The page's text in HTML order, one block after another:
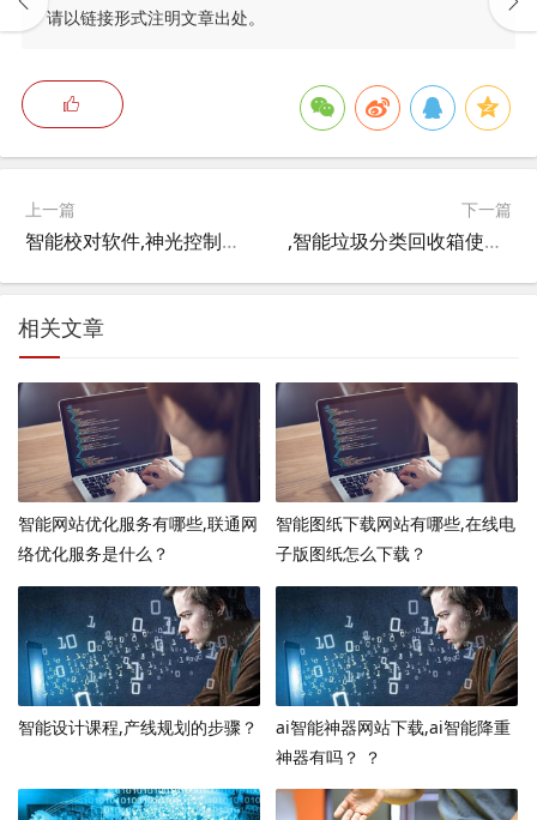
请以链接形式注明文章出处。
上一篇
智能校对软件,神光控制器怎么安装？
下一篇
,智能垃圾分类回收箱使用流程？
相关文章
智能网站优化服务有哪些,联通网
络优化服务是什么？
智能图纸下载网站有哪些,在线电
子版图纸怎么下载？
智能设计课程,产线规划的步骤？
ai智能神器网站下载,ai智能降重
神器有吗？ ？